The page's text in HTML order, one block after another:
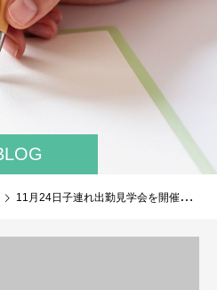
11月24日子連れ出勤見学会を開催します！